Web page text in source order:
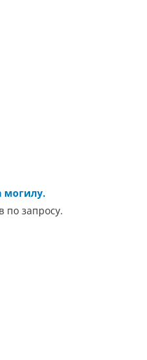
могилу.
по запросу.